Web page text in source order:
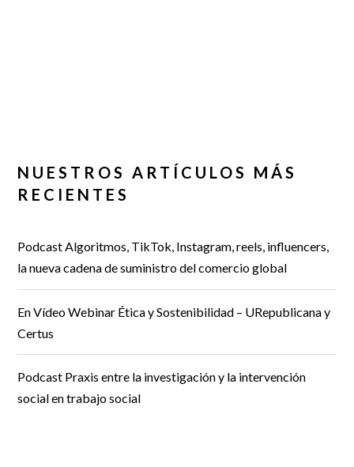
NUESTROS ARTÍCULOS MÁS
RECIENTES
Podcast Algoritmos, TikTok, Instagram, reels, influencers,
la nueva cadena de suministro del comercio global
En Vídeo Webinar Ética y Sostenibilidad – URepublicana y
Certus
Podcast Praxis entre la investigación y la intervención
social en trabajo social